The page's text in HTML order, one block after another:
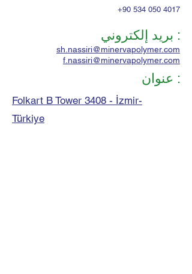
+90 534 050 4017
بريد إلكتروني :
sh.nassiri@minervapolymer.com
f.nassiri@minervapolymer.com
عنوان :
Folkart B Tower 3408 - İzmir-
Türkiye